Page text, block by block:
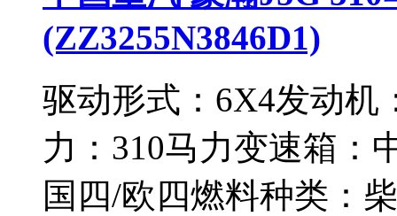
(ZZ3255N3846D1)
驱动形式： 6X4发动机
力： 310马力变速箱：
国四/欧四燃料种类：